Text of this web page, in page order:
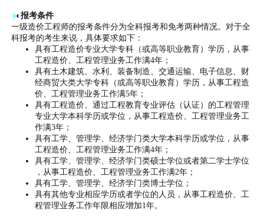
◑◐报考条件
一级造价工程师的报考条件分为全科报考和免考两种情况。对于全
科报考的考生来说，具体要求如下：
具有工程造价专业大学专科（或高等职业教育）学历，从事
工程造价、工程管理业务工作满4年；
具有土木建筑、水利、装备制造、交通运输、电子信息、财
经商贸大类大学专科（或高等职业教育）学历，从事工程造
价、工程管理业务工作满5年；
具有工程造价、通过工程教育专业评估（认证）的工程管理
专业大学本科学历或学位，从事工程造价、工程管理业务工
作满3年；
具有工学、管理学、经济学门类大学本科学历或学位，从事
工程造价、工程管理业务工作满4年；
具有工学、管理学、经济学门类硕士学位或者第二学士学位
，从事工程造价、工程管理业务工作满2年；
具有工学、管理学、经济学门类博士学位；
具有其他专业相应学历或者学位的人员，从事工程造价、工
程管理业务工作年限相应增加1年。